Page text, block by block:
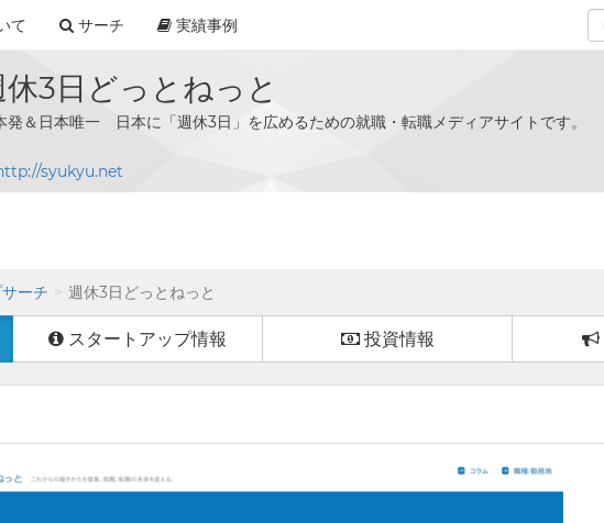
て サーチ 実績事例
0
休3日どっとねっと
発＆日本唯一 日本に「週休3日」を広めるための就職・転職メディアサイトです。
syukyu.net
ーチ 週休3日どっとねっと
スタートアップ情報 投資情報